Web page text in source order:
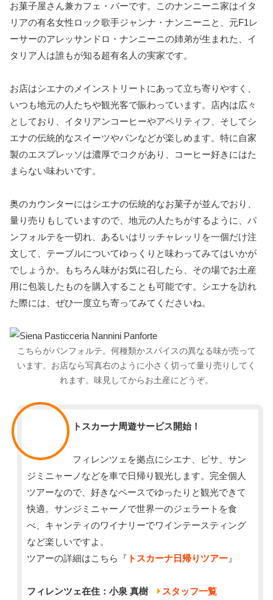
お菓子屋さん兼カフェ・バーです。このナンニーニ家はイタ
リアの有名女性ロック歌手ジャンナ・ナンニーニと、元F1レ
ーサーのアレッサンドロ・ナンニーニの姉弟が生まれた、イ
タリア人は誰もが知る超有名人の実家です。
お店はシエナのメインストリートにあって立ち寄りやすく、
いつも地元の人たちや観光客で賑わっています。店内は広々
としており、イタリアンコーヒーやアペリティフ、そしてシ
エナの伝統的なスイーツやパンなどが楽しめます。特に自家
製のエスプレッソは濃厚でコクがあり、コーヒー好きにはた
まらない味わいです。
奥のカウンターにはシエナの伝統的なお菓子が並んでおり、
量り売りもしていますので、地元の人たちがするように、パ
ンフォルテを一切れ、あるいはリッチャレッリを一個だけ注
文して、テーブルについてゆっくりと味わってみてはいかが
でしょうか。もちろん味がお気に召したら、その場でお土産
用に包装したものを購入することも可能です。シエナを訪れ
た際には、ぜひ一度立ち寄ってみてくださいね。
こちらがパンフォルテ。何種類かスパイスの異なる味が売って
います。お店なら写真右のように小さく切って量り売りしてく
れます。味見してからお土産にどうぞ。
トスカーナ周遊サービス開始！
フィレンツェを拠点にシエナ、ピサ、サン
ジミニャーノなどを車で日帰り観光します。完全個人
ツアーなので、好きなペースでゆったりと観光できて
快適。サンジミニャーノで世界一のジェラートを食
べ、キャンティのワイナリーでワインテースティング
など楽しいですよ。
ツアーの詳細はこちら『 トスカーナ日帰りツアー』
フィレンツェ在住：小泉 真樹 スタッフ一覧